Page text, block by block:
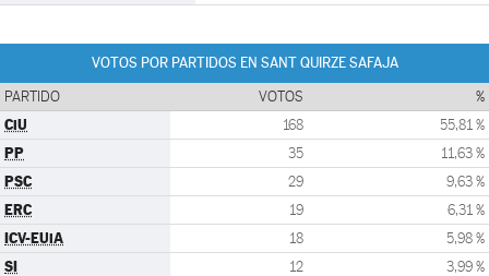
VOTOS POR PARTIDOS EN SANT QUIRZE SAFAJA
PARTIDO VOTOS %
CiU 168 55,81 %
PP 35 11,63 %
PSC 29 9,63 %
ERC 19 6,31 %
ICV-EUiA 18 5,98 %
SI 12 3,99 %